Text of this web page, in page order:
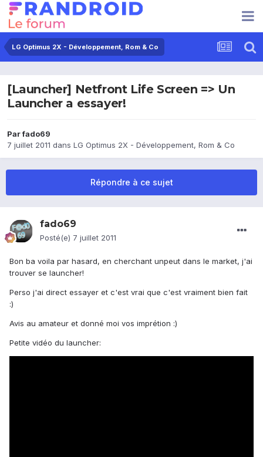
LG Optimus 2X - Développement, Rom & Co
[Launcher] Netfront Life Screen => Un
Launcher a essayer!
Parfado69
7 juillet 2011 dans LG Optimus 2X - Développement, Rom & Co
Répondre à ce sujet
fado69
Posté(e) 7 juillet 2011
Bon ba voila par hasard, en cherchant unpeut dans le market, j'ai
trouver se launcher!
Perso j'ai direct essayer et c'est vrai que c'est vraiment bien fait
:)
Avis au amateur et donné moi vos imprétion :)
Petite vidéo du launcher: